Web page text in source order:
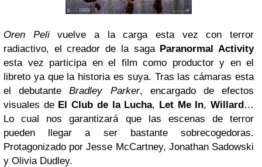
Oren Pelivuelve a la carga esta vez con terror
radiactivo, el creador de la saga Paranormal Activity
esta vez participa en el film como productor y en el
libreto ya que la historia es suya. Tras las cámaras esta
el debutanteBradley Parker, encargado de efectos
visuales de El Club de la Lucha, Let Me In,Willard…
Lo cual nos garantizará que las escenas de terror
pueden llegar a ser bastante sobrecogedoras.
Protagonizado por Jesse McCartney, Jonathan Sadowski
y Olivia Dudley.